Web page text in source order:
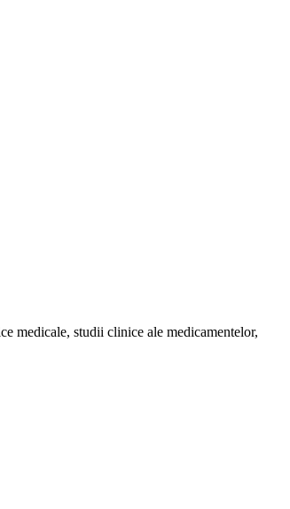
medicale, studii clinice ale medicamentelor,